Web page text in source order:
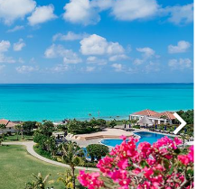
次へ